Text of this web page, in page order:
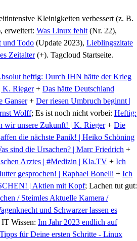
Kleinigkeiten verbessert (z. B.
erweitert: Was Linux fehlt (Nr. 22),
und Todo (Update 2023), Lieblingszitate
Zeitalter(+). Tagcloud Startseite.
heftig: Durch IHN hätte der Krieg
K. Rieger+ Das hätte Deutschland
Ganser+ Der riesen Umbruch beginnt |
Wolff; Es ist noch nicht vorbei: Heftig:
wir unsere Zukunft! | K. Rieger+ Die
die nächste Panik! | Heiko Schöning
sind die Ursachen? | Marc Friedrich +
Arztes | #Medizin | Kla.TV + Ich
gesprochen! | Raphael Bonelli + Ich
| Aktien mit Kopf; Lachen tut gut:
/ Steimles Aktuelle Kamera /
und Schwarzer lassen es
IT Wissen: Im Jahr 2023 endlich auf
für Deine ersten Schritte - Linux